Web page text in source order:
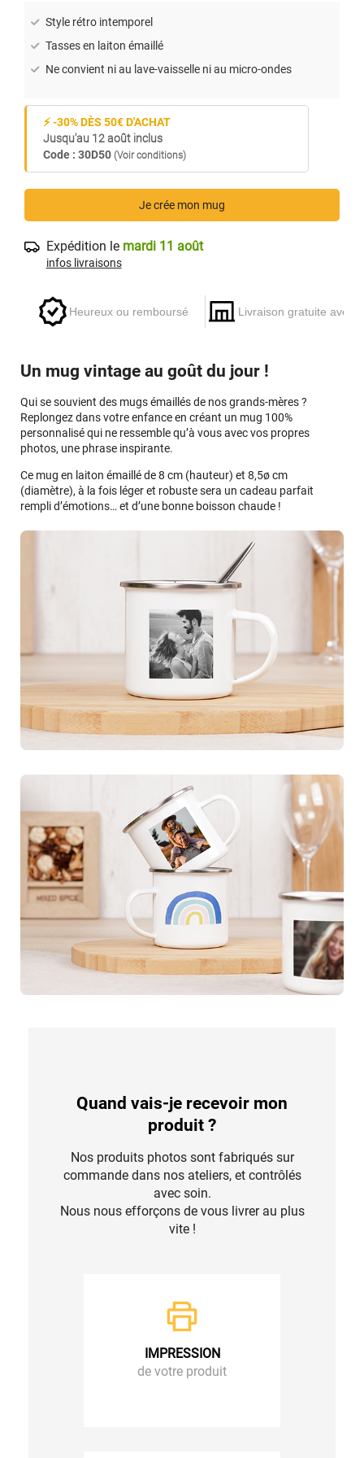
Style rétro intemporel
Tasses en laiton émaillé
Ne convient ni au lave-vaisselle ni au micro-ondes
⚡ -30% DÈS 50€ D'ACHAT
Jusqu'au 12 août inclus
Code : 30D50 (Voir conditions)
Je crée mon mug
Expédition le mardi 11 août
infos livraisons
Heureux ou remboursé Livraison gratuite avec
Un mug vintage au goût du jour !
Qui se souvient des mugs émaillés de nos grands-mères ?
Replongez dans votre enfance en créant un mug 100%
personnalisé qui ne ressemble qu’à vous avec vos propres
photos, une phrase inspirante.
Ce mug en laiton émaillé de 8 cm (hauteur) et 8,5ø cm
(diamètre), à la fois léger et robuste sera un cadeau parfait
rempli d’émotions… et d’une bonne boisson chaude !
Quand vais-je recevoir mon
produit ?
Nos produits photos sont fabriqués sur
commande dans nos ateliers, et contrôlés
avec soin.
Nous nous efforçons de vous livrer au plus
vite !
IMPRESSION
de votre produit